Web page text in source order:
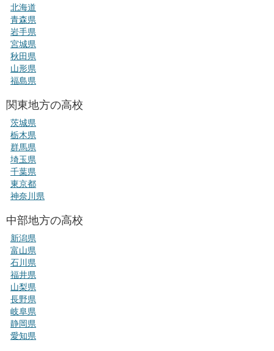
北海道
青森県
岩手県
宮城県
秋田県
山形県
福島県
関東地方の高校
茨城県
栃木県
群馬県
埼玉県
千葉県
東京都
神奈川県
中部地方の高校
新潟県
富山県
石川県
福井県
山梨県
長野県
岐阜県
静岡県
愛知県